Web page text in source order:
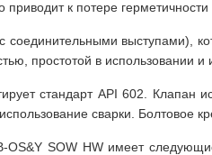
к потере герметичности
соединительными выступами),
простотой в использовании
стандарт API 602. Клапан
сварки. Болтовое
OS&Y SOW HW имеет